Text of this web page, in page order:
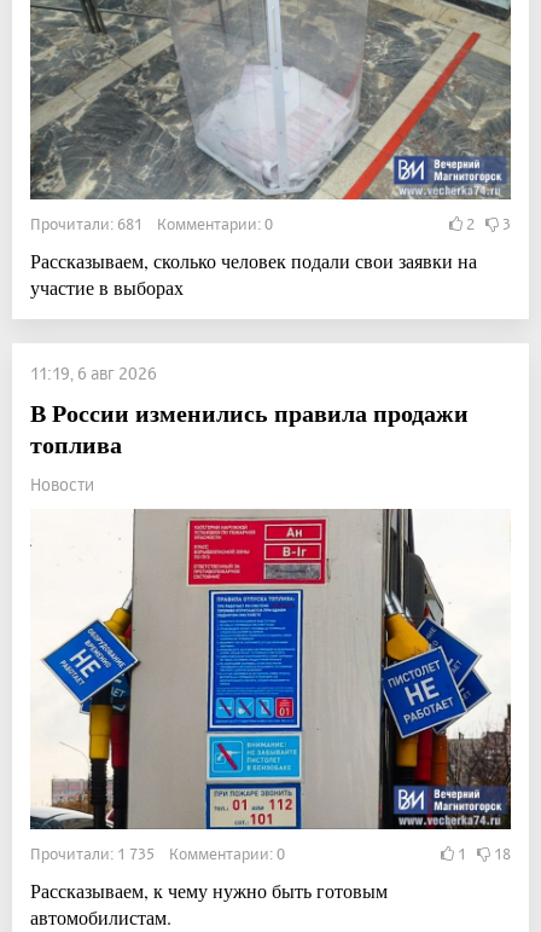
Прочитали: 681 Комментарии: 0 2 3
Рассказываем, сколько человек подали свои заявки на
участие в выборах
11:19, 6 авг 2026
В России изменились правила продажи
топлива
Новости
Прочитали: 1 735 Комментарии: 0 1 18
Рассказываем, к чему нужно быть готовым
автомобилистам.